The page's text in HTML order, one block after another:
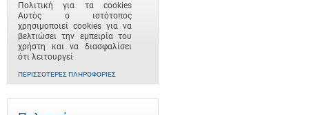
Πολιτική για τα cookies
Αυτός ο ιστότοπος
χρησιμοποιεί cookies για να
βελτιώσει την εμπειρία του
χρήστη και να διασφαλίσει
ότι λειτουργεί
ΠΕΡΙΣΣΌΤΕΡΕΣ ΠΛΗΡΟΦΟΡΊΕΣ